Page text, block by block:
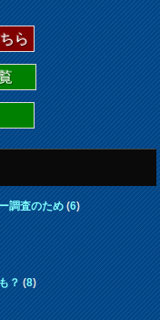
ら
覧
調査のため(6)
？(8)